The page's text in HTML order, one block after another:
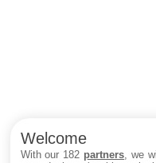
Welcome
With our 182 partners , we